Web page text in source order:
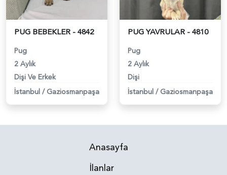
PUG BEBEKLER - 4842
Pug
2 Aylık
Dişi Ve Erkek
İstanbul / Gaziosmanpaşa
PUG YAVRULAR - 4810
Pug
2 Aylık
Dişi
İstanbul / Gaziosmanpaşa
Anasayfa
İlanlar